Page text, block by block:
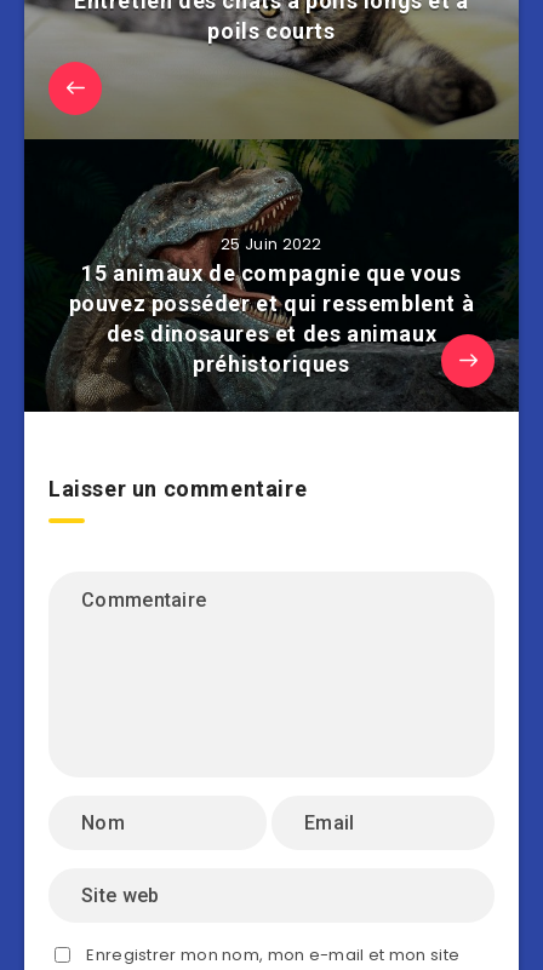
poils courts
25 Juin 2022
15 animaux de compagnie que vous
pouvez posséder et qui ressemblent à
des dinosaures et des animaux
préhistoriques
Laisser un commentaire
Enregistrer mon nom, mon e-mail et mon site